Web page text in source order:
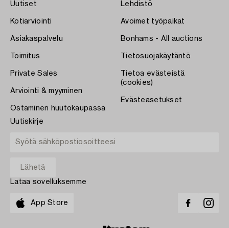
Uutiset
Kotiarviointi
Asiakaspalvelu
Toimitus
Private Sales
Arviointi & myyminen
Ostaminen huutokaupassa
Lehdistö
Avoimet työpaikat
Bonhams - All auctions
Tietosuojakäytäntö
Tietoa evästeistä
(cookies)
Evästeasetukset
Uutiskirje
Lataa sovelluksemme
App Store